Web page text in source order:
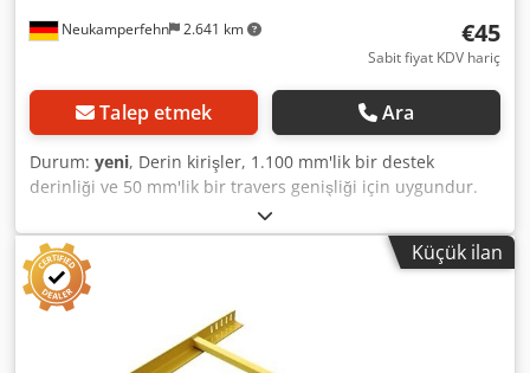
Neukamperfehn 2.641 km €45
Sabit fiyat KDV hariç
Talep etmek Ara
Durum: yeni, Derin kirişler, 1.100 mm'lik bir destek
derinliği ve 50 mm'lik bir travers genişliği için uygundur.
Güncel teslimat süresi: Yaklaşık 10-15 iş günü (harici
depodan). Teslimat kapsamına şunlar dahildir: 01 adet
derin kiriş, yeni Malzeme rengi: Sendzimir galvanizli
Credpsztc E Hjfx Af Hjf Toplam uzunluk: Yaklaşık 1.108 mm
Serbest açıklık: Yaklaşık 998 mm U profil ölçüsü: Yaklaşık
40x100x40 mm Malzeme kalınlığı: Yaklaşık 3,00 mm Travers
dayanağı: Yaklaşık 50 mm Ağırlık / adet: Yaklaşık 6,00 kg
Küçük ilan